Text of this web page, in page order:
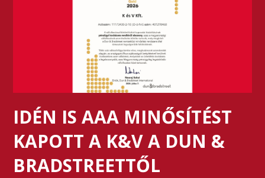
IDÉN IS AAA MINŐSÍTÉST
KAPOTT A K&V A DUN &
BRADSTREETTŐL